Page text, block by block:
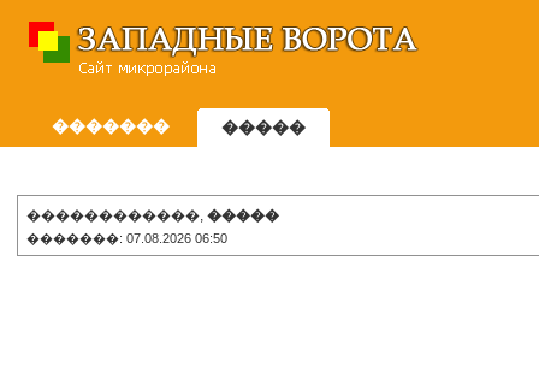
������� �����
������������, �����
�������: 07.08.2026 06:50